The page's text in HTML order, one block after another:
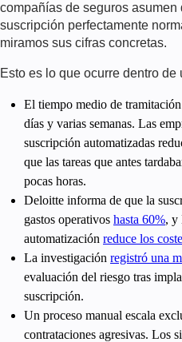
compañías de seguros
suscripción perfectamente
miramos sus cifras concretas.
Esto es lo que ocurre dentro
El tiempo medio de
días y varias semanas. Las
suscripción automatizadas
que las tareas que antes
pocas horas.
Deloitte informa de que la
gastos operativos hasta 60%, y
automatización reduce los
La investigación registró una
evaluación del riesgo tras
suscripción.
Un proceso manual escala
contrataciones agresivas. Los